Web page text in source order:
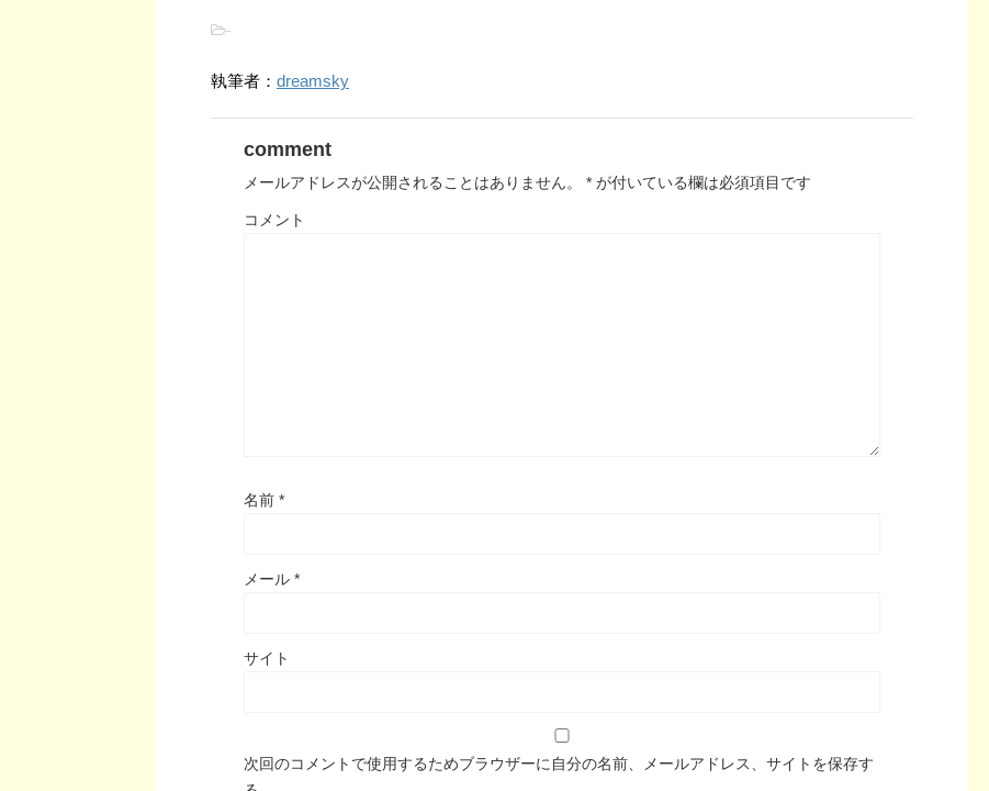
-
執筆者： dreamsky
comment
メールアドレスが公開されることはありません。 * が付いている欄は必須項目です
コメント
名前 *
メール *
サイト
次回のコメントで使用するためブラウザーに自分の名前、メールアドレス、サイトを保存す